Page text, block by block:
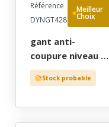
Référence
DYNGT428
Meilleur
Choix
gant anti-
coupure niveau 5,
anti-piqure, anti-
chaleur 100°c,
Stock probable